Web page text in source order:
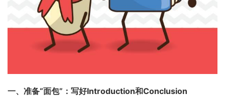
一、准备“面包”：写好Introduction和Conclusion